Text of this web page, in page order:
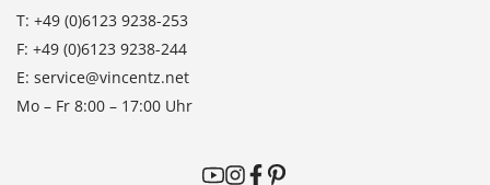
T: +49 (0)6123 9238-253
F: +49 (0)6123 9238-244
E: service@vincentz.net
Mo – Fr 8:00 – 17:00 Uhr